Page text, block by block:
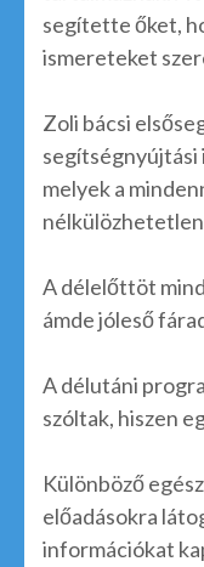
segítette őket,
ismereteket
Zoli bácsi
segítségnyújtási
melyek a
A délelőttöt
ámde jóleső
A délutáni
szóltak, hiszen
Különböző
előadásokra
információkat